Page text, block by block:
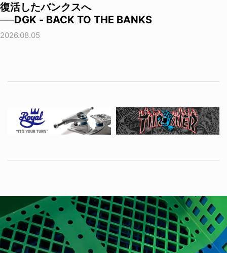
復活したバンクスへ
──DGK - BACK TO THE BANKS
2026.08.05